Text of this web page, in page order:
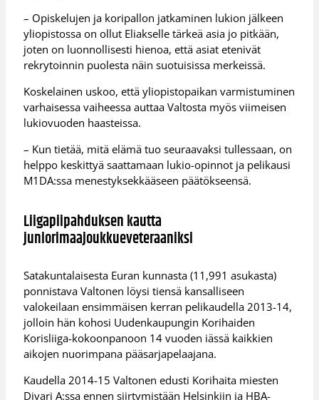
– Opiskelujen ja koripallon jatkaminen lukion jälkeen
yliopistossa on ollut Eliakselle tärkeä asia jo pitkään,
joten on luonnollisesti hienoa, että asiat etenivät
rekrytoinnin puolesta näin suotuisissa merkeissä.
Koskelainen uskoo, että yliopistopaikan varmistuminen
varhaisessa vaiheessa auttaa Valtosta myös viimeisen
lukiovuoden haasteissa.
– Kun tietää, mitä elämä tuo seuraavaksi tullessaan, on
helppo keskittyä saattamaan lukio-opinnot ja pelikausi
M1DA:ssa menestyksekkääseen päätökseensä.
Liigapiipahduksen kautta
juniorimaajoukkueveteraaniksi
Satakuntalaisesta Euran kunnasta (11,991 asukasta)
ponnistava Valtonen löysi tiensä kansalliseen
valokeilaan ensimmäisen kerran pelikaudella 2013-14,
jolloin hän kohosi Uudenkaupungin Korihaiden
Korisliiga-kokoonpanoon 14 vuoden iässä kaikkien
aikojen nuorimpana pääsarjapelaajana.
Kaudella 2014-15 Valtonen edusti Korihaita miesten
Divari A:ssa ennen siirtymistään Helsinkiin ja HBA-